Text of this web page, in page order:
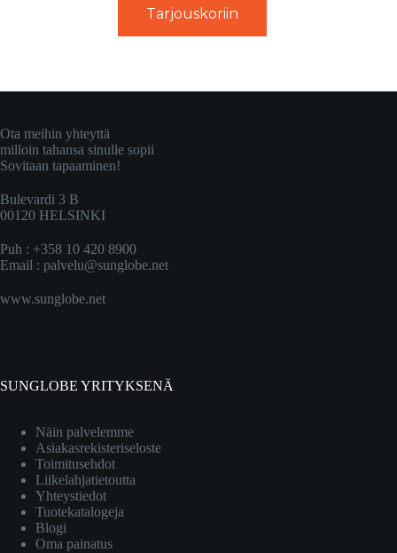
Tarjouskoriin
Ota meihin yhteyttä
milloin tahansa sinulle sopii
Sovitaan tapaaminen!
Bulevardi 3 B
00120 HELSINKI
Puh : +358 10 420 8900
Email : palvelu@sunglobe.net
www.sunglobe.net
SUNGLOBE YRITYKSENÄ
Näin palvelemme
Asiakasrekisteriseloste
Toimitusehdot
Liikelahjatietoutta
Yhteystiedot
Tuotekatalogeja
Blogi
Oma painatus